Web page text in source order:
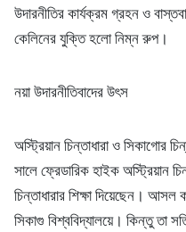
উদারনীতির কার্যক্রম গ্রহন ও
কেলিনের যুক্তি হলো নিম্ন রুপ।
নয়া উদারনীতিবাদের উৎস
অস্ট্রিয়ান চিন্তাধারা ও সিকাগোর
সালে ফ্রেডারিক হাইক অস্ট্রিয়ান
চিন্তাধারার শিক্ষা দিয়েছেন। আসল
সিকাগু বিশ্ববিদ্যালয়ে। কিন্তু তা